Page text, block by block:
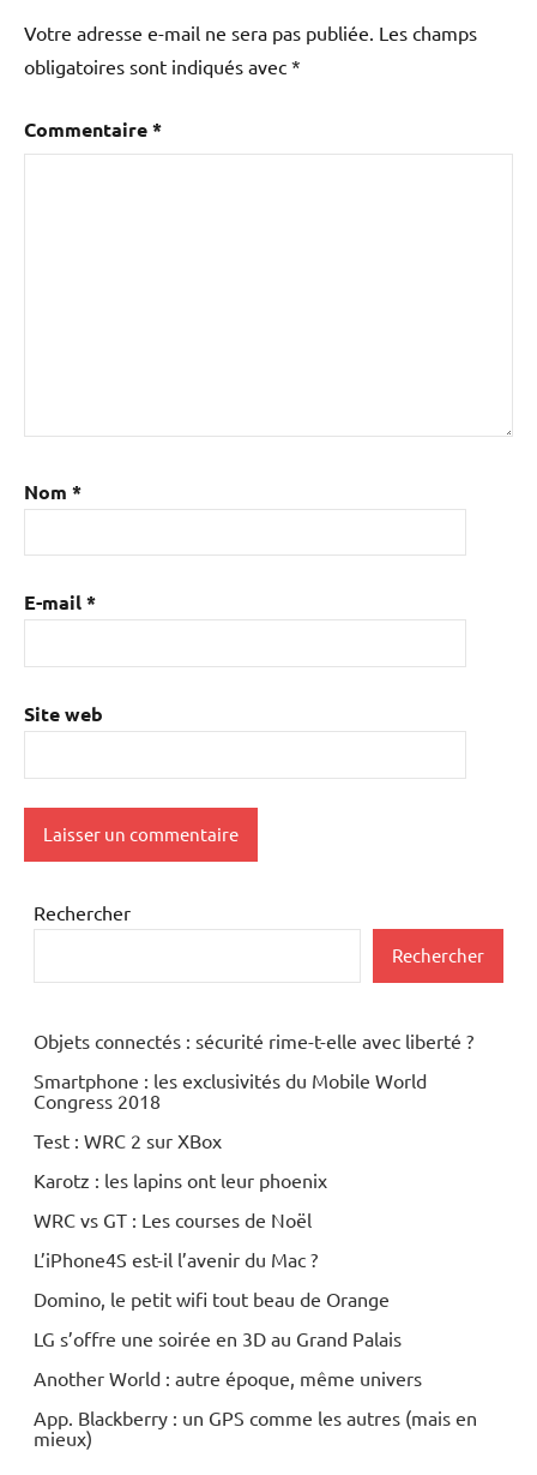
Votre adresse e-mail ne sera pas publiée. Les champs
obligatoires sont indiqués avec *
Commentaire*
Nom *
E-mail*
Site web
Rechercher
Rechercher
Objets connectés : sécurité rime-t-elle avec liberté ?
Smartphone : les exclusivités du Mobile World
Congress 2018
Test : WRC 2 sur XBox
Karotz : les lapins ont leur phoenix
WRC vs GT : Les courses de Noël
L’iPhone4S est-il l’avenir du Mac ?
Domino, le petit wifi tout beau de Orange
LG s’offre une soirée en 3D au Grand Palais
Another World : autre époque, même univers
App. Blackberry : un GPS comme les autres (mais en
mieux)